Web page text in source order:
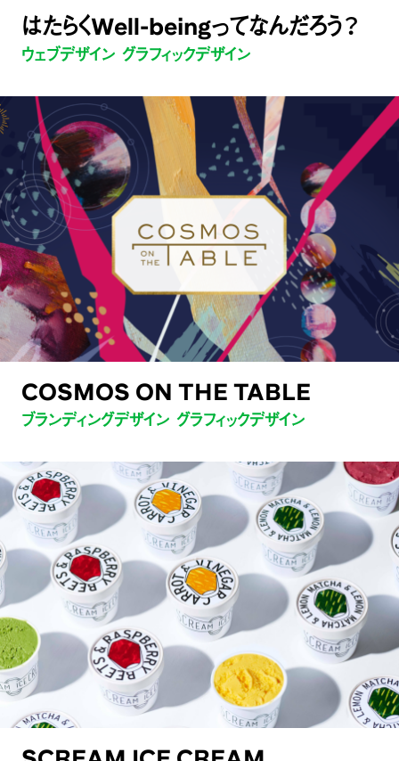
はたらくWell-beingってなんだろう？
ウェブデザイン グラフィックデザイン
COSMOS ON THE TABLE
ブランディングデザイン グラフィックデザイン